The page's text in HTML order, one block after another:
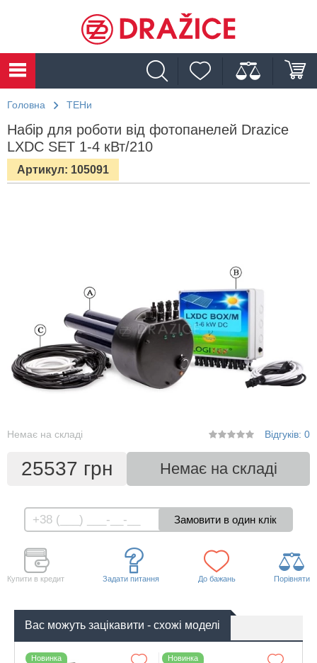
Головна ТЕНи
Набір для роботи від фотопанелей Drazice
LXDC SET 1-4 кВт/210
Артикул: 105091
Немає на складі Відгуків: 0
25537 грн Немає на складі
Купити в кредит Задати питання До бажань Порівняти
Вас можуть зацікавити - схожі моделі
Новинка Новинка